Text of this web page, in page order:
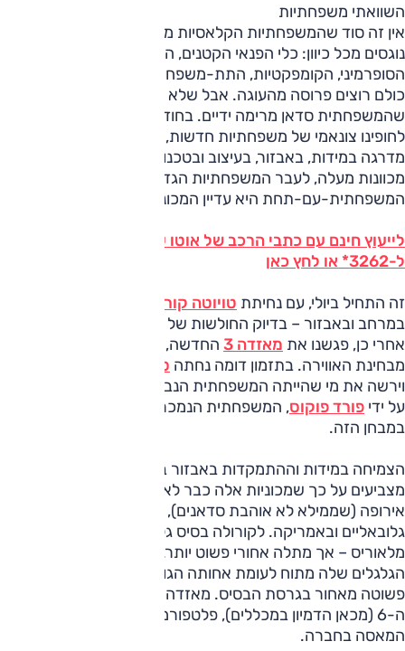
השוואתי משפחתיות
אין זה סוד שהמשפחתיות הקלאסיות מאבדות גובה. הזאבים
נוגסים מכל כיוון: כלי הפנאי הקטנים, היוקרתיות הקטנות,
הסופרמיני, הקומפקטיות, התת-משפחתיות וכמובן הסטיישנים.
כולם רוצים פרוסה מהעוגה. אבל שלא תטעו לחשוב
שהמשפחתית סדאן מרימה ידיים. בחודשים האחרונים הגיע
לחופינו צונאמי של משפחתיות חדשות, שנענו לאתגר עם קפיצת
מדרגה במידות, באבזור, בעיצוב ובטכנולוגיה. זה נראה כאילו הן
מכוונות מעלה, לעבר המשפחתיות הגדולות. ואחרי הכול,
המשפחתית-עם-תחת היא עדיין המכונית הנמכרת בארץ.
לייעוץ חינם עם כתבי הרכב של אוטו על כל הדגמים חייג
ל-3262* או לחץ כאן
זה התחיל ביולי, עם נחיתת טויוטה קורולה
במרחב ובאבזור – בדיוק החולשות של קודמתה. מספר שבועות
אחרי כן, פגשנו את מאזדה 3
החדשה, שפסעה עוד צעד קדימה
מבחינת האווירה. בתזמון דומה נחתה סקודה אוקטביה
וירשה את מי שהייתה המשפחתית הנבחרת שלנו לפני שהודחה
על ידי פורד פוקוס, המשפחתית הנמכרת בישראל, ואמת המידה
במבחן הזה.
הצמיחה במידות וההתמקדות באבזור במקום במכללי השלדה,
מצביעים על כך שמכוניות אלה כבר לא מתמקדות במערב
אירופה (שממילא לא אוהבת סדאנים), אלא במזרח, בשווקים
גלובאליים ובאמריקה. לקורולה בסיס גלגלים גדול בהרבה
מלאוריס – אך מתלה אחורי פשוט יותר. כך גם האוקטביה,
הגלגלים שלה מתוח לעומת אחותה הגולף, מסתפקת בקורת
ה-6 (מכאן הדמיון במכללים), פלטפורמה שתשמש את כל דגמי
המאסה בחברה.